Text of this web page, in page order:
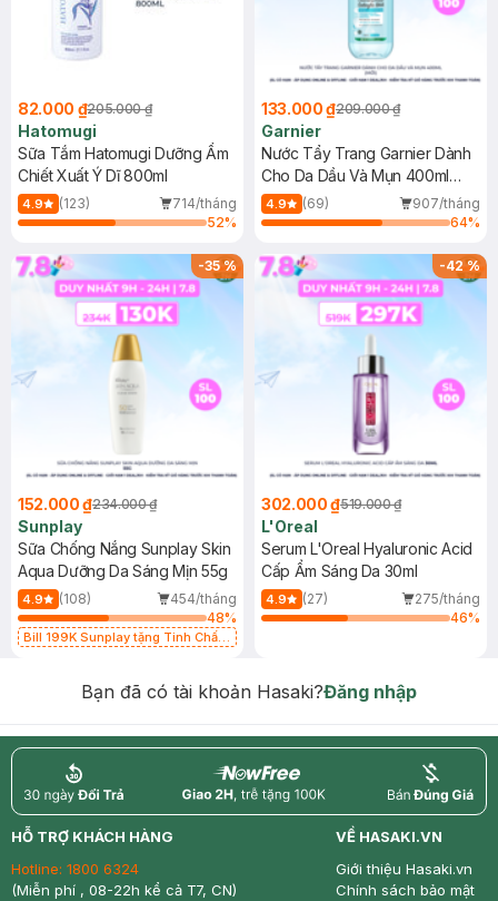
82.000 ₫205.000 ₫
Hatomugi
Sữa Tắm Hatomugi Dưỡng Ẩm
Chiết Xuất Ý Dĩ 800ml
4.9 (123)
714/tháng
52%
133.000 ₫209.000 ₫
Garnier
Nước Tẩy Trang Garnier Dành
Cho Da Dầu Và Mụn 400ml
(Mới)
4.9 (69)
907/tháng
64%
-35%
152.000 ₫234.000 ₫
Sunplay
Sữa Chống Nắng Sunplay Skin
Aqua Dưỡng Da Sáng Mịn 55g
4.9 (108)
454/tháng
48%
Bill 199K Sunplay tặng Tinh Chất
-42%
302.000 ₫519.000 ₫
L'Oreal
Serum L'Oreal Hyaluronic Acid
Cấp Ẩm Sáng Da 30ml
4.9 (27)
275/tháng
46%
Bạn đã có tài khoản Hasaki?Đăng nhập
return nowfree price
HỖ TRỢ KHÁCH HÀNG
Hotline: 1800 6324
(Miễn phí , 08-22h kể cả T7, CN)
VỀ HASAKI.VN
Giới thiệu Hasaki.vn
Chính sách bảo mật